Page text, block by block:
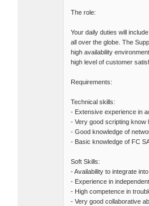
The role:
Your daily duties will
all over the globe. The
high availability
high level of customer
Requirements:
Technical skills:
- Extensive experience in
- Very good scripting know
- Good knowledge of
- Basic knowledge of FC
Soft Skills:
- Availability to integrate
- Experience in
- High competence in
- Very good collaborative